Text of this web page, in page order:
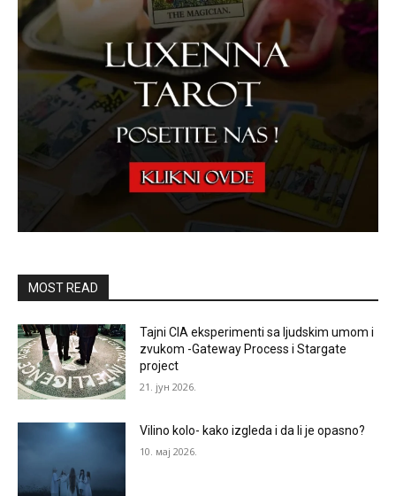
MOST READ
Tajni CIA eksperimenti sa ljudskim umom i
zvukom -Gateway Process i Stargate
project
21. јун 2026.
Vilino kolo- kako izgleda i da li je opasno?
10. мај 2026.